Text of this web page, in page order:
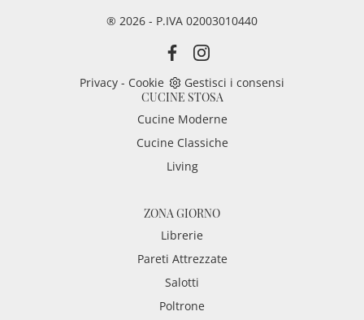
® 2026 - P.IVA 02003010440
Privacy - Cookie
Gestisci i consensi
CUCINE STOSA
Cucine Moderne
Cucine Classiche
Living
ZONA GIORNO
Librerie
Pareti Attrezzate
Salotti
Poltrone